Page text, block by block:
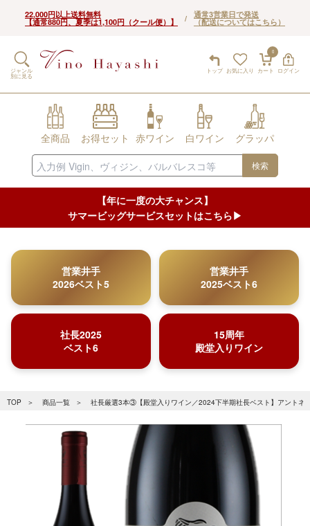
22,000円以上送料無料
【通常880円、夏季は1,100円（クール便）】 / 通常3営業日で発送
（配送についてはこちら）
トップ お気に入り
0
カート ログイン
ジャンル
別に見る
全商品 お得セット 赤ワイン 白ワイン グラッパ
検索
【年に一度の大チャンス】
サマービッグサービスセットはこちら▶︎
営業井手
2026ベスト5
営業井手
2025ベスト6
社長2025
ベスト6
15周年
殿堂入りワイン
TOP 商品一覧 社長厳選3本③【殿堂入りワイン／2024下半期社長ベスト】アントネ